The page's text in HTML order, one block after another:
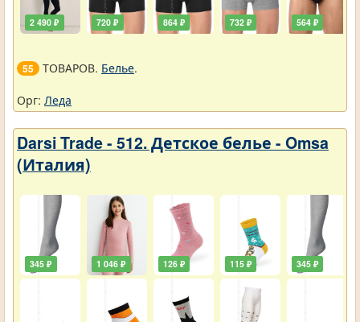
2 490 ₽ 720 ₽ 864 ₽ 732 ₽ 564 ₽
55 ТОВАРОВ. Белье.
Орг: Леда
Darsi Trade - 512. Детское белье - Omsa
(Италия)
345 ₽ 1 046 ₽ 126 ₽ 115 ₽ 345 ₽